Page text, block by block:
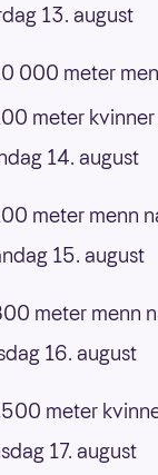
13. august
000 meter
meter
14. august
meter menn
15. august
meter menn
16. august
meter
17. august